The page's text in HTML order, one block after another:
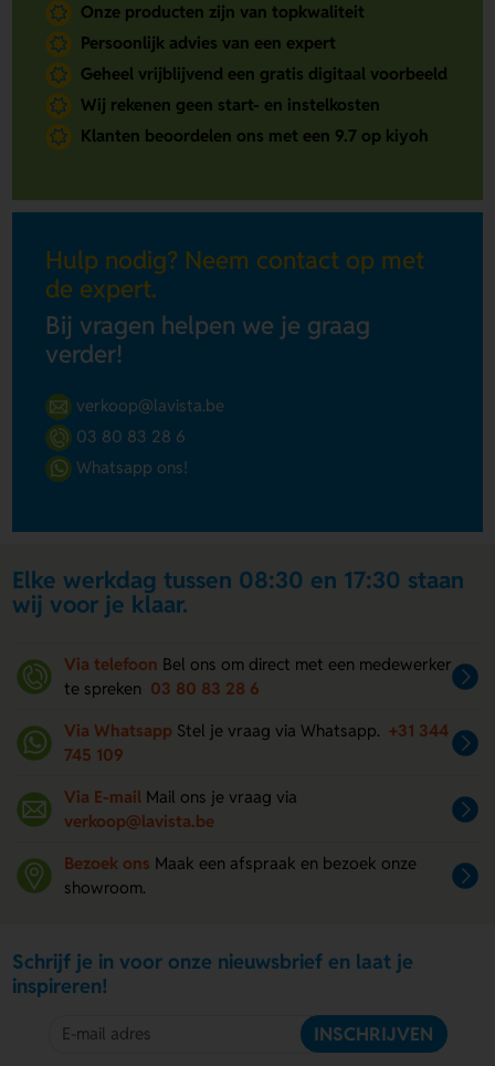
Onze producten zijn van topkwaliteit
Persoonlijk advies van een expert
Geheel vrijblijvend een gratis digitaal voorbeeld
Wij rekenen geen start- en instelkosten
Klanten beoordelen ons met een 9.7 op kiyoh
Hulp nodig? Neem contact op met
de expert.
Bij vragen helpen we je graag
verder!
verkoop@lavista.be
03 80 83 28 6
Whatsapp ons!
Elke werkdag tussen 08:30 en 17:30 staan
wij voor je klaar.
Via telefoon Bel ons om direct met een medewerker
te spreken 03 80 83 28 6
Via Whatsapp Stel je vraag via Whatsapp. +31 344
745 109
Via E-mail Mail ons je vraag via
verkoop@lavista.be
Bezoek ons Maak een afspraak en bezoek onze
showroom.
Schrijf je in voor onze nieuwsbrief en laat je
inspireren!
INSCHRIJVEN